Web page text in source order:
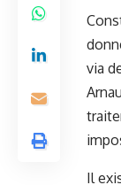
via
Il